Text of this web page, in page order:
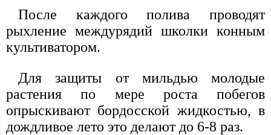
После каждого полива проводят
рыхление междурядий школки конным
культиватором.
Для защиты от мильдью молодые
растения по мере роста побегов
опрыскивают бордосской жидкостью, в
дождливое лето это делают до 6-8 раз.